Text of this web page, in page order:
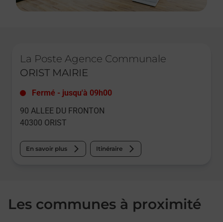
La Poste Agence Communale
ORIST MAIRIE
Fermé - jusqu'à 09h00
90 ALLEE DU FRONTON
40300 ORIST
En savoir plus Itinéraire
Les communes à proximité